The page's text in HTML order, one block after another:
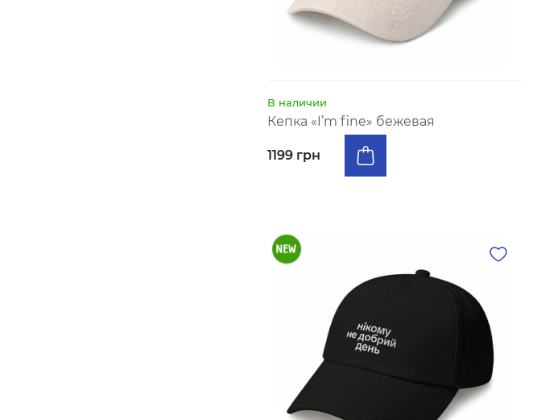
В наличии
Кепка «I’m fine» бежевая
1199 грн